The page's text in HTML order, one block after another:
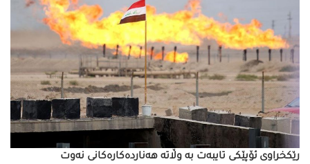
رێكخراوى ئۆپێكى تایبه‌ت به‌ وڵاته‌ هه‌نارده‌كاره‌كانى نه‌وت